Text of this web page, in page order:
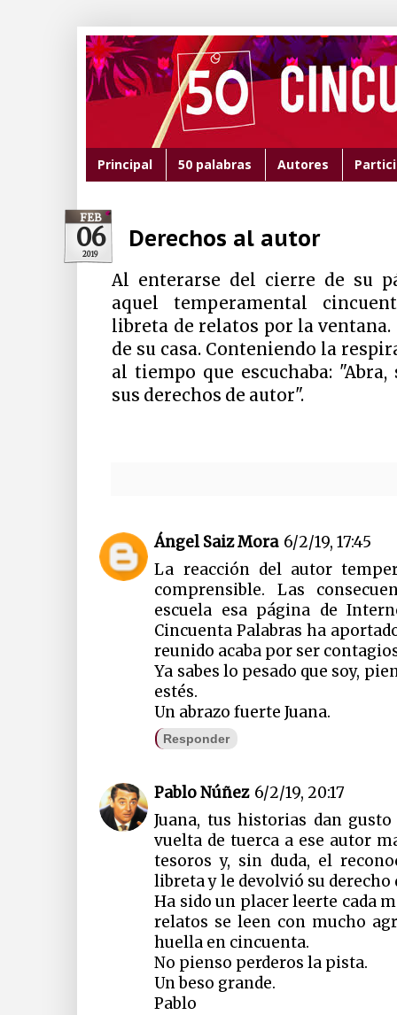
Principal 50 palabras Autores
FEB
06
2019
Derechos al autor
Al enterarse del cierre de su
aquel temperamental
libreta de relatos por la
de su casa. Conteniendo la
al tiempo que escuchaba:
sus derechos de autor".
Ángel Saiz Mora 6/2/19, 17:45
La reacción del autor
comprensible. Las
escuela esa página de
Cincuenta Palabras ha
reunido acaba por ser
Ya sabes lo pesado que soy,
estés.
Un abrazo fuerte Juana.
Responder
Pablo Núñez 6/2/19, 20:17
Juana, tus historias dan
vuelta de tuerca a ese autor
tesoros y, sin duda, el
libreta y le devolvió su derecho
Ha sido un placer leerte cada
relatos se leen con mucho
huella en cincuenta.
No pienso perderos la pista.
Un beso grande.
Pablo